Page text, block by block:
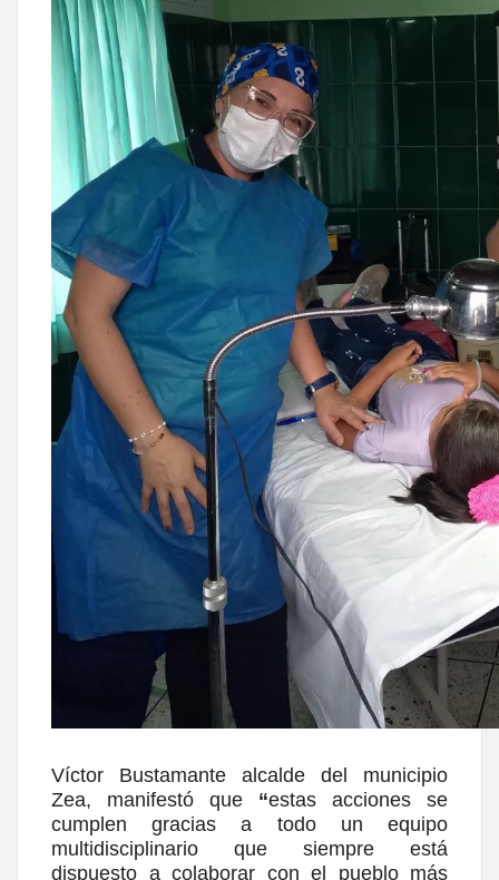
Víctor Bustamante alcalde del municipio
Zea, manifestó que
“estas acciones se
cumplen gracias a todo un equipo
multidisciplinario que siempre está
dispuesto a colaborar con el pueblo más